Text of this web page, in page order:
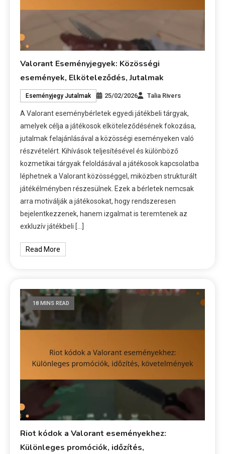
Valorant Eseményjegyek: Közösségi
események, Elköteleződés, Jutalmak
Eseményjegy Jutalmak 25/02/2026 Talia Rivers
A Valorant eseménybérletek egyedi játékbeli tárgyak,
amelyek célja a játékosok elköteleződésének fokozása,
jutalmak felajánlásával a közösségi eseményeken való
részvételért. Kihívások teljesítésével és különböző
kozmetikai tárgyak feloldásával a játékosok kapcsolatba
léphetnek a Valorant közösséggel, miközben strukturált
játékélményben részesülnek. Ezek a bérletek nemcsak
arra motiválják a játékosokat, hogy rendszeresen
bejelentkezzenek, hanem izgalmat is teremtenek az
exkluzív játékbeli […]
Read More
18 MINS READ
Riot kódok a Valorant eseményekhez:
Különleges promóciók, időzítés,